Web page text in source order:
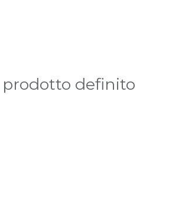
prodotto definito